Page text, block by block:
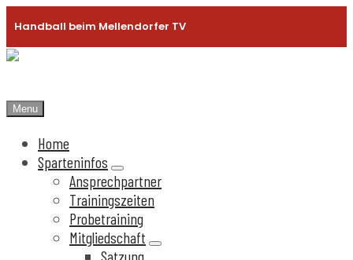
Handball beim Mellendorfer TV
Menu
Open
main
menu
Home
Sparteninfos
expand
submenu
Ansprechpartner
Trainingszeiten
Probetraining
Mitgliedschaft
expand
Satzung